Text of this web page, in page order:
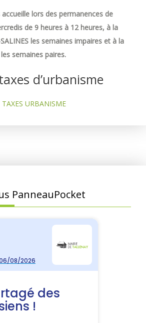
lors des permanences de
de 9 heures à 12 heures, à la
les semaines impaires et à la
semaines paires.
d’urbanisme
TAXES URBANISME
PanneauPocket